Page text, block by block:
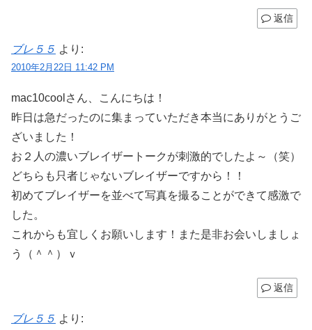
返信
ブレ５５ より:
2010年2月22日 11:42 PM
mac10coolさん、こんにちは！
昨日は急だったのに集まっていただき本当にありがとうご
ざいました！
お２人の濃いブレイザートークが刺激的でしたよ～（笑）
どちらも只者じゃないブレイザーですから！！
初めてブレイザーを並べて写真を撮ることができて感激で
した。
これからも宜しくお願いします！また是非お会いしましょ
う（＾＾）ｖ
返信
ブレ５５ より: